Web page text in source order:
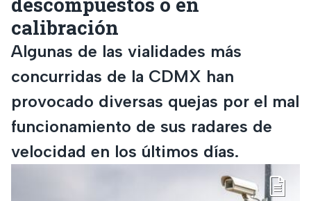
calibración
Algunas de las vialidades más
concurridas de la CDMX han
provocado diversas quejas por el mal
funcionamiento de sus radares de
velocidad en los últimos días.